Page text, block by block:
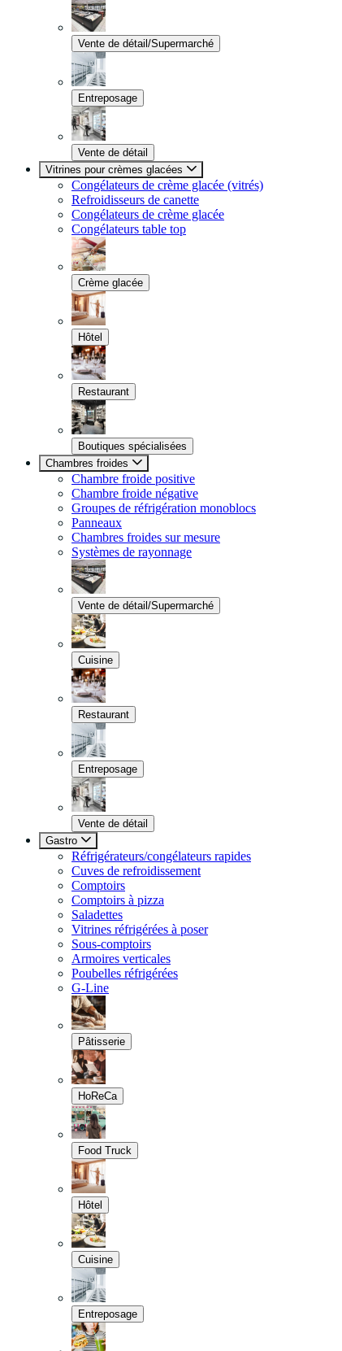
Vente de détail/Supermarché
Entreposage
Vente de détail
Vitrines pour crèmes glacées
Congélateurs de crème glacée (vitrés)
Refroidisseurs de canette
Congélateurs de crème glacée
Congélateurs table top
Crème glacée
Hôtel
Restaurant
Boutiques spécialisées
Chambres froides
Chambre froide positive
Chambre froide négative
Groupes de réfrigération monoblocs
Panneaux
Chambres froides sur mesure
Systèmes de rayonnage
Vente de détail/Supermarché
Cuisine
Restaurant
Entreposage
Vente de détail
Gastro
Réfrigérateurs/congélateurs rapides
Cuves de refroidissement
Comptoirs
Comptoirs à pizza
Saladettes
Vitrines réfrigérées à poser
Sous-comptoirs
Armoires verticales
Poubelles réfrigérées
G-Line
Pâtisserie
HoReCa
Food Truck
Hôtel
Cuisine
Entreposage